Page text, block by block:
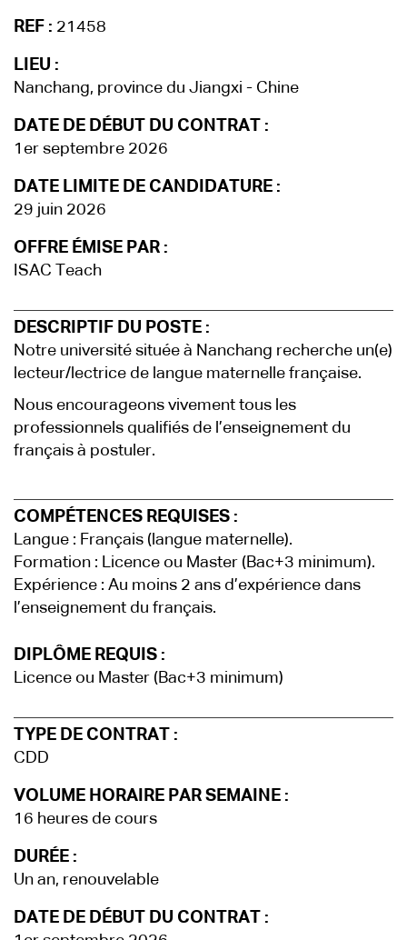
REF : 21458
LIEU :
Nanchang, province du Jiangxi - Chine
DATE DE DÉBUT DU CONTRAT :
1er septembre 2026
DATE LIMITE DE CANDIDATURE :
29 juin 2026
OFFRE ÉMISE PAR :
ISAC Teach
DESCRIPTIF DU POSTE :
Notre université située à Nanchang recherche un(e)
lecteur/lectrice de langue maternelle française.
Nous encourageons vivement tous les
professionnels qualifiés de l’enseignement du
français à postuler.
COMPÉTENCES REQUISES :
Langue : Français (langue maternelle).
Formation : Licence ou Master (Bac+3 minimum).
Expérience : Au moins 2 ans d’expérience dans
l’enseignement du français.
DIPLÔME REQUIS :
Licence ou Master (Bac+3 minimum)
TYPE DE CONTRAT :
CDD
VOLUME HORAIRE PAR SEMAINE :
16 heures de cours
DURÉE :
Un an, renouvelable
DATE DE DÉBUT DU CONTRAT :